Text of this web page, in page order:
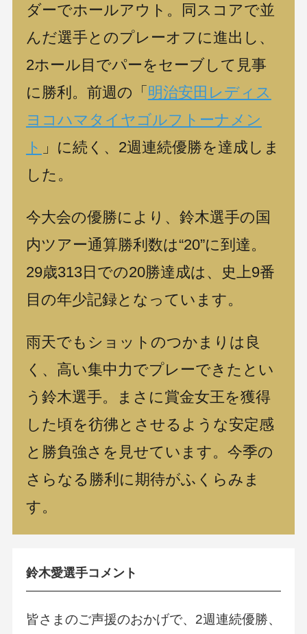
ダーでホールアウト。同スコアで並
んだ選手とのプレーオフに進出し、
2ホール目でパーをセーブして見事
に勝利。前週の「 明治安田レディス
ヨコハマタイヤゴルフトーナメン
ト 」に続く、2週連続優勝を達成しま
した。
今大会の優勝により、鈴木選手の国
内ツアー通算勝利数は“20”に到達。
29歳313日での20勝達成は、史上9番
目の年少記録となっています。
雨天でもショットのつかまりは良
く、高い集中力でプレーできたとい
う鈴木選手。まさに賞金女王を獲得
した頃を彷彿とさせるような安定感
と勝負強さを見せています。今季の
さらなる勝利に期待がふくらみま
す。
鈴木愛選手コメント
皆さまのご声援のおかげで、2週連続優勝、